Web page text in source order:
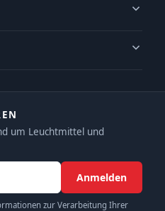
um Leuchtmittel und
Anmelden
zur Verarbeitung Ihrer